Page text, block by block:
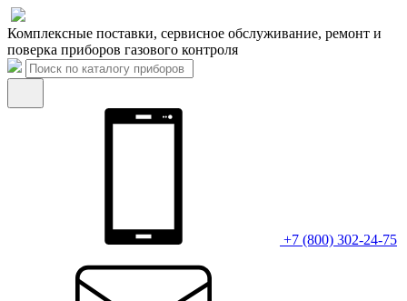
Комплексные поставки, сервисное обслуживание, ремонт и
поверка приборов газового контроля
+7 (800) 302-24-75